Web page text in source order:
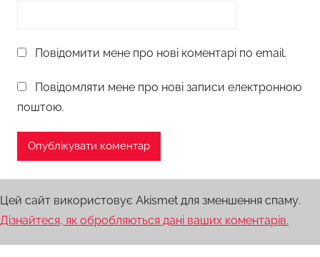
Повідомити мене про нові коментарі по email.
Повідомляти мене про нові записи електронною
поштою.
Цей сайт використовує Akismet для зменшення спаму.
Дізнайтеся, як обробляються дані ваших коментарів.